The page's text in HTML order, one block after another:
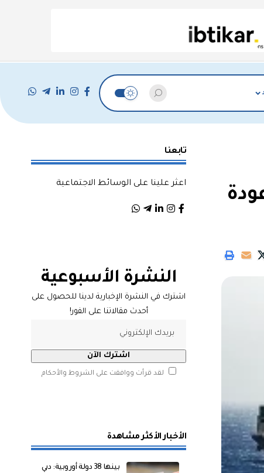
تابعنا
اعثر علينا على الوسائط الاجتماعية
النشرة الأسبوعية
اشترك في النشرة الإخبارية لدينا للحصول على
أحدث مقالاتنا على الفور!
لقد قرأت ووافقت على الشروط والأحكام
الأخبار الأكثر مشاهدة
بينها 38 دولة أوروبية: دبي